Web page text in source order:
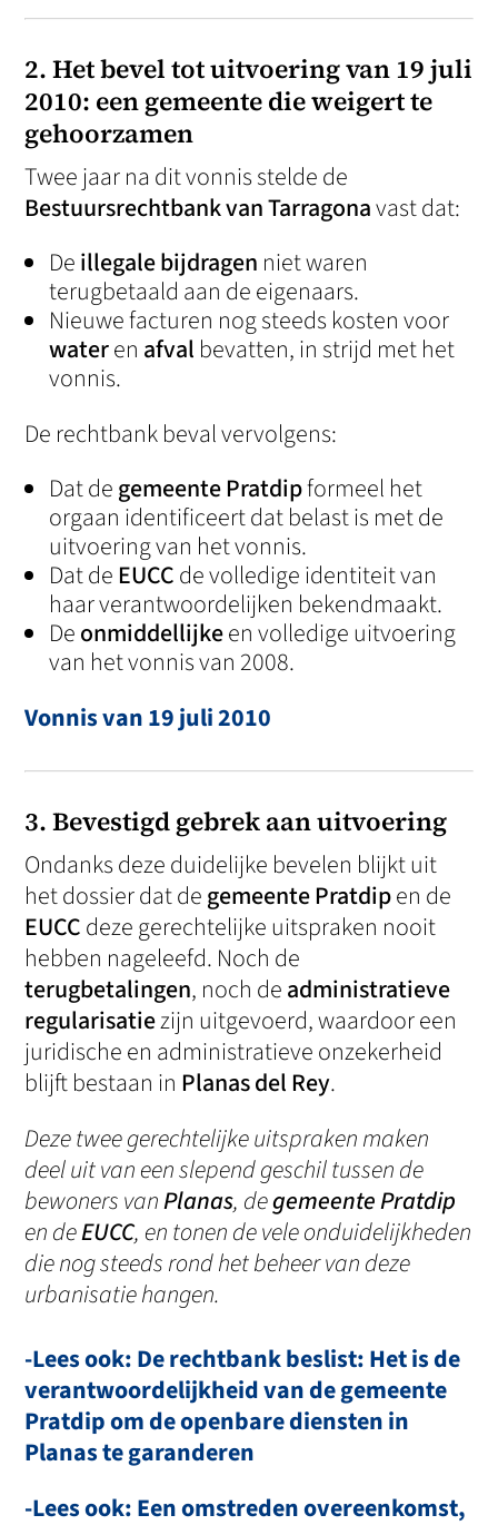
2. Het bevel tot uitvoering van 19 juli
2010: een gemeente die weigert te
gehoorzamen
Twee jaar na dit vonnis stelde de
Bestuursrechtbank van Tarragonavast dat:
Deillegale bijdragen niet waren
terugbetaald aan de eigenaars.
Nieuwe facturen nog steeds kosten voor
wateren afval bevatten, in strijd met het
vonnis.
De rechtbank beval vervolgens:
Dat degemeente Pratdipformeel het
orgaan identificeert dat belast is met de
uitvoering van het vonnis.
Dat deEUCCde volledige identiteit van
haar verantwoordelijken bekendmaakt.
Deonmiddellijkeen volledige uitvoering
van het vonnis van 2008.
Vonnis van 19 juli 2010
3. Bevestigd gebrek aan uitvoering
Ondanks deze duidelijke bevelen blijkt uit
het dossier dat degemeente Pratdipen de
EUCCdeze gerechtelijke uitspraken nooit
hebben nageleefd. Noch de
terugbetalingen, noch deadministratieve
regularisatiezijn uitgevoerd, waardoor een
juridische en administratieve onzekerheid
blijft bestaan in Planas del Rey.
Deze twee gerechtelijke uitspraken maken
deel uit van een slepend geschil tussen de
bewoners vanPlanas, degemeente Pratdip
en deEUCC, en tonen de vele onduidelijkheden
die nog steeds rond het beheer van deze
urbanisatie hangen.
-Lees ook: De rechtbank beslist: Het is de
verantwoordelijkheid van de gemeente
Pratdip om de openbare diensten in
Planas te garanderen
-Lees ook: Een omstreden overeenkomst,